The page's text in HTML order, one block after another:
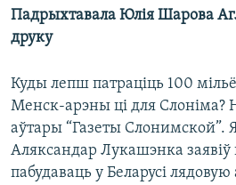
КУЛЬТУРА
МОВА
Падрыхтавала Юлія Шарова
друку
Куды лепш патраціць 100
Менск-арэны ці для Слоніма?
аўтары “Газеты Слонимской”.
Аляксандар Лукашэнка заявіў
пабудаваць у Беларусі лядовую